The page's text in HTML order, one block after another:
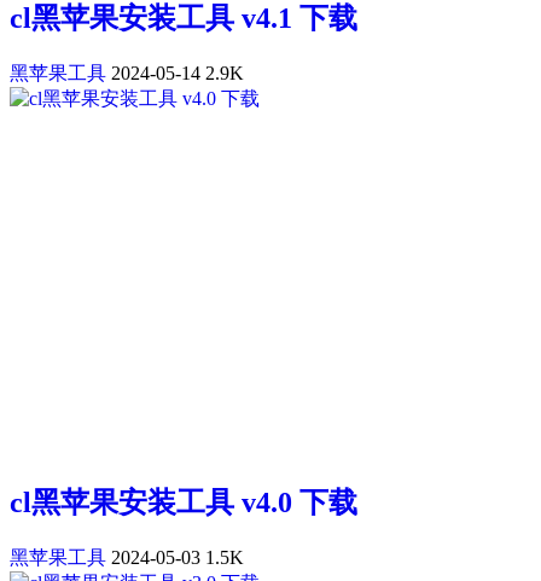
cl黑苹果安装工具 v4.1 下载
黑苹果工具 2024-05-14 2.9K
cl黑苹果安装工具 v4.0 下载
黑苹果工具 2024-05-03 1.5K